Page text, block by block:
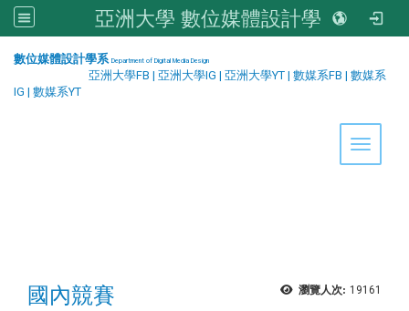
亞洲大學 數位媒體設計學系
數位媒體設計學系 Department of Digital Media Design
亞洲大學FB | 亞洲大學IG | 亞洲大學YT | 數媒系FB | 數媒系
IG | 數媒系YT
Toggle
瀏覽人次: 19161
國內競賽